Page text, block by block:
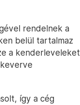
rendelnek a
belül tartalmaz
a kenderleveleket
így a cég